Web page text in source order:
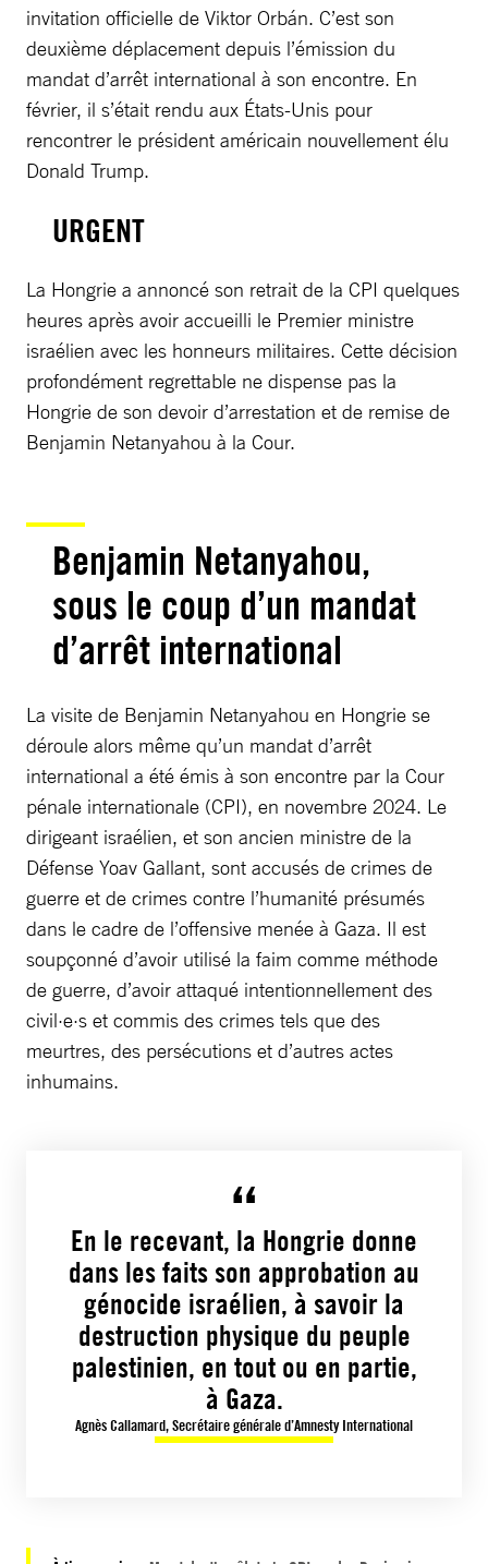
invitation officielle de Viktor Orbán. C’est son
deuxième déplacement depuis l’émission du
mandat d’arrêt international à son encontre. En
février, il s’était rendu aux États-Unis pour
rencontrer le président américain nouvellement élu
Donald Trump.
URGENT
La Hongrie a annoncé son retrait de la CPI quelques
heures après avoir accueilli le Premier ministre
israélien avec les honneurs militaires. Cette décision
profondément regrettable ne dispense pas la
Hongrie de son devoir d’arrestation et de remise de
Benjamin Netanyahou à la Cour.
Benjamin Netanyahou,
sous le coup d’un mandat
d’arrêt international
La visite de Benjamin Netanyahou en Hongrie se
déroule alors même qu’un mandat d’arrêt
international a été émis à son encontre par la Cour
pénale internationale (CPI), en novembre 2024. Le
dirigeant israélien, et son ancien ministre de la
Défense Yoav Gallant, sont accusés de crimes de
guerre et de crimes contre l’humanité présumés
dans le cadre de l’offensive menée à Gaza. Il est
soupçonné d’avoir utilisé la faim comme méthode
de guerre, d’avoir attaqué intentionnellement des
civil·e·s et commis des crimes tels que des
meurtres, des persécutions et d’autres actes
inhumains.
En le recevant, la Hongrie donne
dans les faits son approbation au
génocide israélien, à savoir la
destruction physique du peuple
palestinien, en tout ou en partie,
à Gaza.
Agnès Callamard, Secrétaire générale d’Amnesty International